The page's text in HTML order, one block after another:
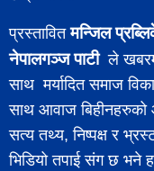
प्रस्तावितमन्जिल
नेपालगञ्ज पाटीले खबरमा
साथ मर्यादित समाज
साथ आवाज
सत्य तथ्य, निष्पक्ष र
भिडियो तपाई संग छ भने